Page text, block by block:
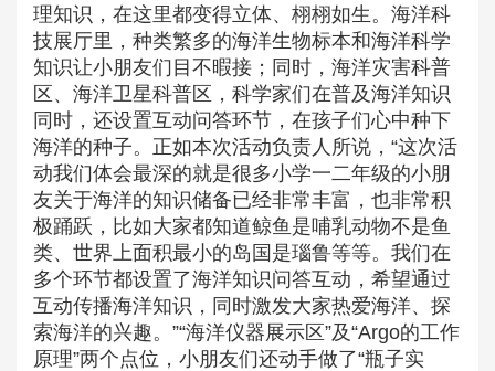
理知识，在这里都变得立体、栩栩如生。海洋科
技展厅里，种类繁多的海洋生物标本和海洋科学
知识让小朋友们目不暇接；同时，海洋灾害科普
区、海洋卫星科普区，科学家们在普及海洋知识
同时，还设置互动问答环节，在孩子们心中种下
海洋的种子。正如本次活动负责人所说，“这次活
动我们体会最深的就是很多小学一二年级的小朋
友关于海洋的知识储备已经非常丰富，也非常积
极踊跃，比如大家都知道鲸鱼是哺乳动物不是鱼
类、世界上面积最小的岛国是瑙鲁等等。我们在
多个环节都设置了海洋知识问答互动，希望通过
互动传播海洋知识，同时激发大家热爱海洋、探
索海洋的兴趣。”“海洋仪器展示区”及“Argo的工作
原理”两个点位，小朋友们还动手做了“瓶子实